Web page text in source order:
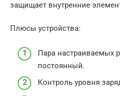
защищает внутренние
Плюсы устройства:
Пара настраиваемых
постоянный.
Контроль уровня